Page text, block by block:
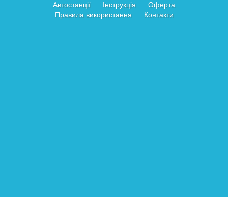
Автостанції Інструкція
Оферта
Правила використання
Контакти